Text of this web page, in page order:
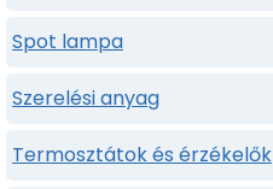
Spot lampa
Szerelési anyag
Termosztátok és érzékelők